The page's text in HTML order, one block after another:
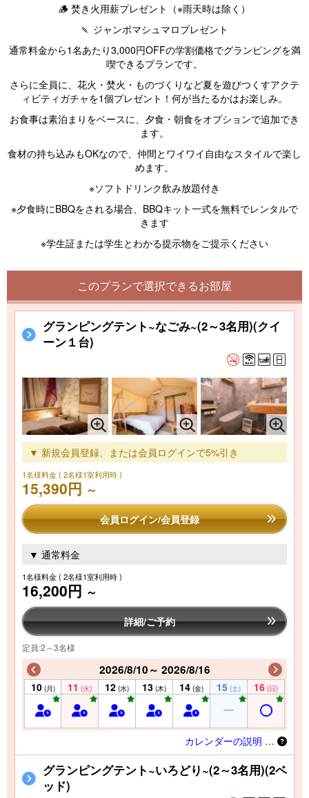
🪵 焚き火用薪プレゼント（※雨天時は除く）
🍡 ジャンボマシュマロプレゼント
通常料金から1名あたり3,000円OFFの学割価格でグランピングを満
喫できるプランです。
さらに全員に、花火・焚火・ものづくりなど夏を遊びつくすアクテ
ィビティガチャを1個プレゼント！何が当たるかはお楽しみ。
お食事は素泊まりをベースに、夕食・朝食をオプションで追加でき
ます。
食材の持ち込みもOKなので、仲間とワイワイ自由なスタイルで楽し
めます。
※ソフトドリンク飲み放題付き
※夕食時にBBQをされる場合、BBQキット一式を無料でレンタルで
きます
※学生証または学生とわかる提示物をご提示ください
このプランで選択できるお部屋
グランピングテント~なごみ~(2～3名用)(クイ
ーン１台)
▼ 新規会員登録、または会員ログインで5%引き
1名様料金( 2名様1室利用時 )
15,390円 ～
会員ログイン/会員登録
▼ 通常料金
1名様料金( 2名様1室利用時 )
16,200円 ～
詳細/ご予約
定員:2～3名様
2026/8/10～ 2026/8/16
10 (月) 11 (火) 12 (水) 13 (木) 14 (金) 15 (土) 16 (日)
カレンダーの説明 …
グランピングテント~いろどり~(2～3名用)(2ベ
ッド)